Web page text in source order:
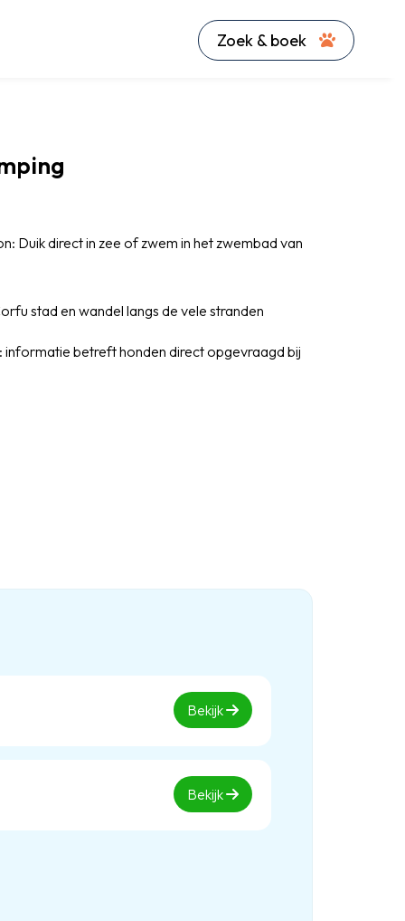
Zoek & boek
Duik direct in zee of zwem in het zwembad van
stad en wandel langs de vele stranden
betreft honden direct opgevraagd bij
Bekijk
Bekijk